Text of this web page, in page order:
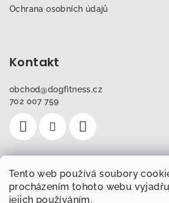
Tento web používá soubory
procházením tohoto webu
jejich používáním.
Ochrana osobních údajů
Kontakt
obchod@dogfitness.cz
702 007 759
Instagram